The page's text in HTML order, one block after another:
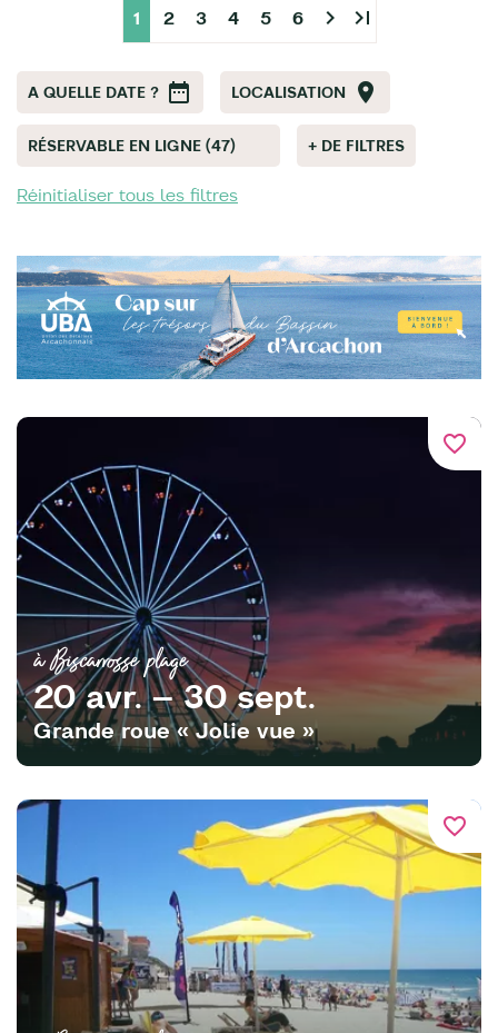
1 2 3 4 5 6 chevron_right last_page
A QUELLE DATE ? LOCALISATION
RÉSERVABLE EN LIGNE (47) + DE FILTRES
Réinitialiser tous les filtres
favorite_border
à Biscarrosse plage
20 avr. – 30 sept.
Grande roue « Jolie vue »
favorite_border